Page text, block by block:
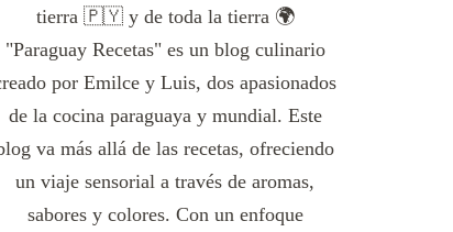
tierra 🇵🇾 y de toda la tierra 🌍
"Paraguay Recetas" es un blog culinario
por Emilce y Luis, dos apasionados
de la cocina paraguaya y mundial. Este
va más allá de las recetas, ofreciendo
un viaje sensorial a través de aromas,
sabores y colores. Con un enfoque